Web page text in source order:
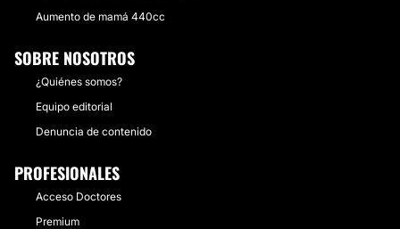
Aumento de mamá 440cc
SOBRE NOSOTROS
¿Quiénes somos?
Equipo editorial
Denuncia de contenido
PROFESIONALES
Acceso Doctores
Premium